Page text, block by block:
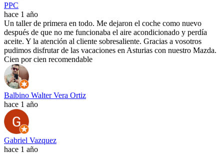
PPC
hace 1 año
Un taller de primera en todo. Me dejaron el coche como nuevo
después de que no me funcionaba el aire acondicionado y perdía
aceite. Y la atención al cliente sobresaliente. Gracias a vosotros
pudimos disfrutar de las vacaciones en Asturias con nuestro Mazda.
Cien por cien recomendable
Balbino Walter Vera Ortiz
hace 1 año
Gabriel Vazquez
hace 1 año